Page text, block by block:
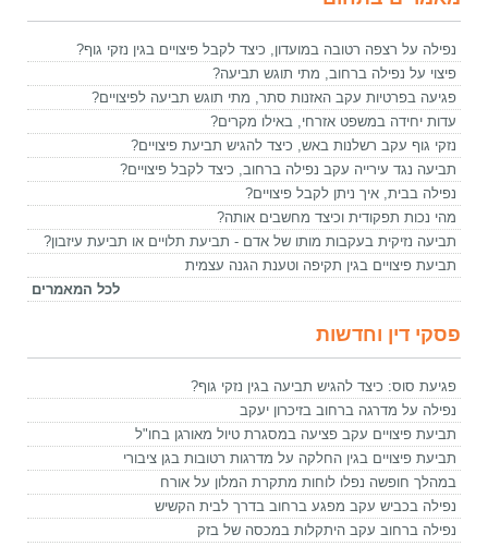
נפילה על רצפה רטובה במועדון, כיצד לקבל פיצויים בגין נזקי גוף?
פיצוי על נפילה ברחוב, מתי תוגש תביעה?
פגיעה בפרטיות עקב האזנות סתר, מתי תוגש תביעה לפיצויים?
עדות יחידה במשפט אזרחי, באילו מקרים?
נזקי גוף עקב רשלנות באש, כיצד להגיש תביעת פיצויים?
תביעה נגד עירייה עקב נפילה ברחוב, כיצד לקבל פיצויים?
נפילה בבית, איך ניתן לקבל פיצויים?
מהי נכות תפקודית וכיצד מחשבים אותה?
תביעה נזיקית בעקבות מותו של אדם - תביעת תלויים או תביעת עיזבון?
תביעת פיצויים בגין תקיפה וטענת הגנה עצמית
לכל המאמרים
פסקי דין וחדשות
פגיעת סוס: כיצד להגיש תביעה בגין נזקי גוף?
נפילה על מדרגה ברחוב בזיכרון יעקב
תביעת פיצויים עקב פציעה במסגרת טיול מאורגן בחו"ל
תביעת פיצויים בגין החלקה על מדרגות רטובות בגן ציבורי
במהלך חופשה נפלו לוחות מתקרת המלון על אורח
נפילה בכביש עקב מפגע ברחוב בדרך לבית הקשיש
נפילה ברחוב עקב היתקלות במכסה של בזק